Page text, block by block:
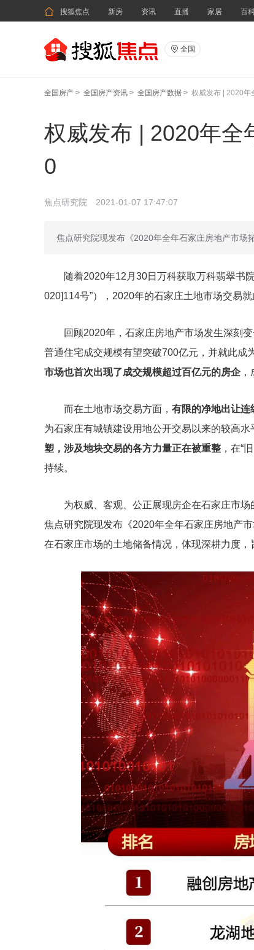
 搜狐焦点 新房 资讯 直播 家居 百
 全国
全国房产 > 全国房产资讯 > 全国房产数据 > 权威发布 | 2020年
权威发布 | 2020年全
0
焦点研究院 2021-01-07 17:47:07
焦点研究院现发布《2020年全年石家庄房地产市场
随着2020年12月30日万科获取万科翡翠书
020]114号”），2020年的石家庄土地市场交易就
回顾2020年，石家庄房地产市场发生深刻
普通住宅成交规模有望突破700亿元，并就此成
市场也首次出现了成交规模超过百亿元的房企
而在土地市场交易方面， 有限的净地出让连
为石家庄有城镇建设用地公开交易以来的较高
塑，涉及地块交易的各方力量正在被重整 ，在“
持续。
为权威、客观、公正展现房企在石家庄市
焦点研究院现发布《2020年全年石家庄房地产
在石家庄市场的土地储备情况，体现深耕力度